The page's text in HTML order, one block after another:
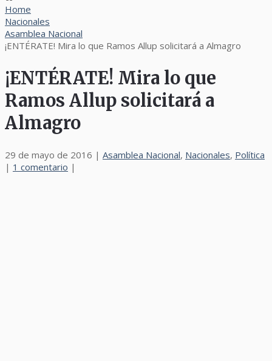
Home
Nacionales
Asamblea Nacional
¡ENTÉRATE! Mira lo que Ramos Allup solicitará a Almagro
¡ENTÉRATE! Mira lo que
Ramos Allup solicitará a
Almagro
29 de mayo de 2016 | Asamblea Nacional, Nacionales, Política
| 1 comentario |